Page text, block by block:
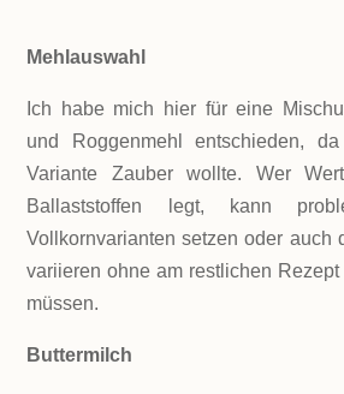
Mehlauswahl
Ich habe mich hier für eine
und Roggenmehl entschieden,
Variante Zauber wollte. Wer
Ballaststoffen legt, kann
Vollkornvarianten setzen oder auch
variieren ohne am restlichen
müssen.
Buttermilch